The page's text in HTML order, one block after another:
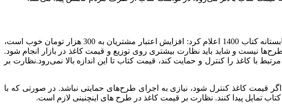
به گزارش چاپ و نشر آنلاین به نقل از ایبنا فرزانه خونگرم، مدیر کتاب‌فروشی کتابکده آوای هانا درباره شرایط برگزاری تابستانه کتاب 1400 اعلام کرد: افزایش اعتبار مشتریان به 300 هزار تومان خوب است،
نیست و شاید باید نظارت بیشتری روی توزیع و قیمت کاغذ در بازار انجام شود.
با کاغذ را کنترل و حمایت کند، قیمت کتاب تا این اندازه بالا نمی‌رود.نظارت بر
قیمت کاغذ کنترل شود، نیازی به اجرای طرح‌های حمایتی نباشد. در صورتی که با
تمایل پیدا کنند. نظارت بر قیمت کاغذ در طرح های اینچنینی لازم است.